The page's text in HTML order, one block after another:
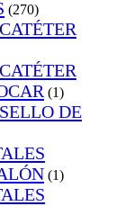
(270)
(1)
DE
(1)